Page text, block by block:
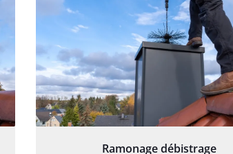
Ramonage débistrage